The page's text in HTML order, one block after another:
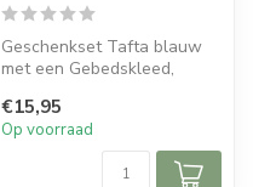
Geschenkset Tafta blauw
met een Gebedskleed,
boek
Afme...
€15,95
Op voorraad